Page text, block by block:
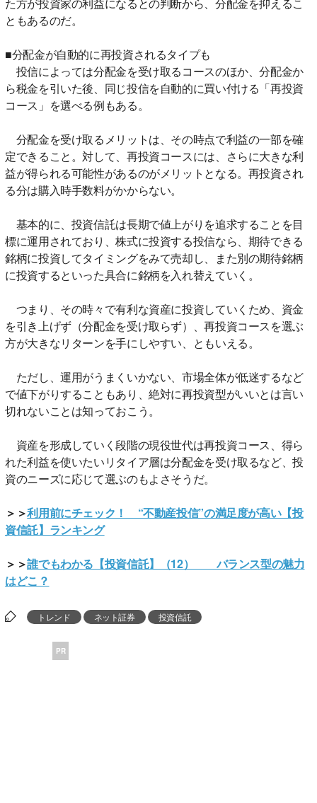
た方が投資家の利益になるとの判断から、分配金を抑えるこ
ともあるのだ。
■分配金が自動的に再投資されるタイプも
投信によっては分配金を受け取るコースのほか、分配金か
ら税金を引いた後、同じ投信を自動的に買い付ける「再投資
コース」を選べる例もある。
分配金を受け取るメリットは、その時点で利益の一部を確
定できること。対して、再投資コースには、さらに大きな利
益が得られる可能性があるのがメリットとなる。再投資され
る分は購入時手数料がかからない。
基本的に、投資信託は長期で値上がりを追求することを目
標に運用されており、株式に投資する投信なら、期待できる
銘柄に投資してタイミングをみて売却し、また別の期待銘柄
に投資するといった具合に銘柄を入れ替えていく。
つまり、その時々で有利な資産に投資していくため、資金
を引き上げず（分配金を受け取らず）、再投資コースを選ぶ
方が大きなリターンを手にしやすい、ともいえる。
ただし、運用がうまくいかない、市場全体が低迷するなど
で値下がりすることもあり、絶対に再投資型がいいとは言い
切れないことは知っておこう。
資産を形成していく段階の現役世代は再投資コース、得ら
れた利益を使いたいリタイア層は分配金を受け取るなど、投
資のニーズに応じて選ぶのもよさそうだ。
＞＞利用前にチェック！ “不動産投信”の満足度が高い【投
資信託】ランキング
＞＞誰でもわかる【投資信託】（12） バランス型の魅力
はどこ？
トレンド ネット証券 投資信託
PR